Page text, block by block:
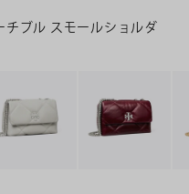
チブル スモールショルダ